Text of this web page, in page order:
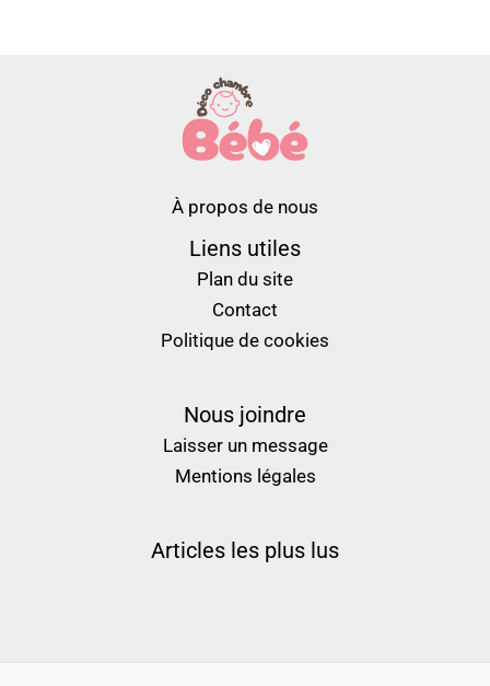
À propos de nous
Liens utiles
Plan du site
Contact
Politique de cookies
Nous joindre
Laisser un message
Mentions légales
Articles les plus lus